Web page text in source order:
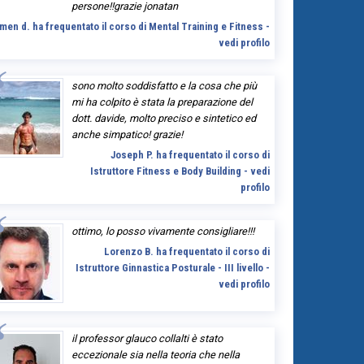
persone!!grazie jonatan
d. ha frequentato il corso di Mental Training e Fitness -
vedi profilo
sono molto soddisfatto e la cosa che più
mi ha colpito è stata la preparazione del
dott. davide, molto preciso e sintetico ed
anche simpatico! grazie!
Joseph P. ha frequentato il corso di
Istruttore Fitness e Body Building - vedi
profilo
ottimo, lo posso vivamente consigliare!!!
Lorenzo B. ha frequentato il corso di
Istruttore Ginnastica Posturale - III livello -
vedi profilo
il professor glauco collalti è stato
eccezionale sia nella teoria che nella